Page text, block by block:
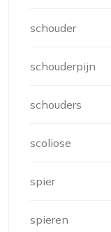
schouder
schouderpijn
schouders
scoliose
spier
spieren